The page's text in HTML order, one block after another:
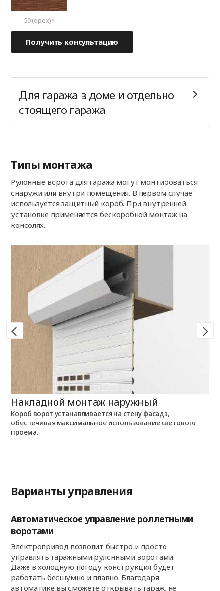
59 (орех)
Получить консультацию
Для гаража в доме и отдельно
стоящего гаража
Типы монтажа
Рулонные ворота для гаража могут монтироваться
снаружи или внутри помещения. В первом случае
используется защитный короб. При внутренней
установке применяется бескоробной монтаж на
консолях.
Накладной монтаж наружный
Короб ворот устанавливается на стену фасада,
обеспечивая максимальное использование светового
проема.
Варианты управления
Автоматическое управление роллетными
воротами
Электропривод позволит быстро и просто
управлять гаражными рулонными воротами.
Даже в холодную погоду конструкция будет
работать бесшумно и плавно. Благодаря
автоматике вы сможете открывать гараж, не